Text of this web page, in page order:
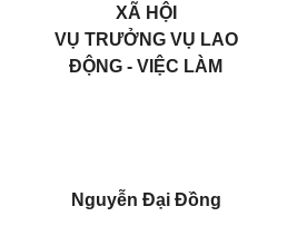
XÃ HỘI
VỤ TRƯỞNG VỤ LAO
ĐỘNG - VIỆC LÀM
Nguyễn Đại Đồng